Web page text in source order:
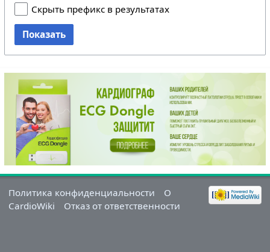
Скрыть префикс в результатах
Показать
Политика конфиденциальности
О
CardioWiki
Отказ от ответственности